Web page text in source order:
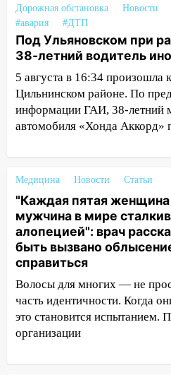
более 4,6 миллиона
судом предстанет
автоподставщиков
13:36 В Инзе
13:00 В суде защитили
мужчины, которого
обвиняли в жестоком
Ульяновской области
провернул хитрую
проездными
12:10 Ульяновский
120 тысяч долга
11:49 Снят режим
опасность» на
области
11:30 Кабмин РФ
2027 года импорт,
Дорожная обстановка Новости
#авария
#ДТП
Под Ульяновском при
38-летний водитель
5 августа в 16:34 произошла
Цильнинском районе. По
информации ГАИ, 38-летний
автомобиля «Хонда Аккорд»
Медицина Новости Статьи
"Каждая пятая
мужчина в мире
алопецией": врач
быть вызвано
справиться
Волосы для многих — не
часть идентичности. Когда
это становится
организации